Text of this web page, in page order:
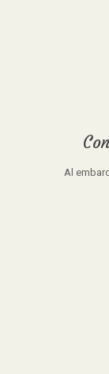
Al